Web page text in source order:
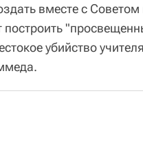
вместе с
построить
убийство